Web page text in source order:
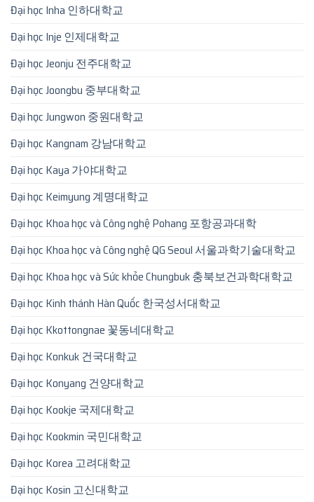
Đại học Inha 인하대학교
Đại học Inje 인제대학교
Đại học Jeonju 전주대학교
Đại học Joongbu 중부대학교
Đại học Jungwon 중원대학교
Đại học Kangnam 강남대학교
Đại học Kaya 가야대학교
Đại học Keimyung 계명대학교
Đại học Khoa học và Công nghệ Pohang 포항공과대학
Đại học Khoa học và Công nghệ QG Seoul 서울과학기술대학교
Đại học Khoa học và Sức khỏe Chungbuk 충북보건과학대학교
Đại học Kinh thánh Hàn Quốc 한국성서대학교
Đại học Kkottongnae 꽃동네대학교
Đại học Konkuk 건국대학교
Đại học Konyang 건양대학교
Đại học Kookje 국제대학교
Đại học Kookmin 국민대학교
Đại học Korea 고려대학교
Đại học Kosin 고신대학교